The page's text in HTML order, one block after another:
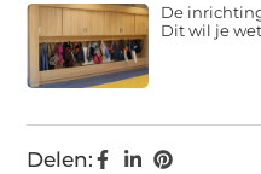
Delen:
De
Dit wil je